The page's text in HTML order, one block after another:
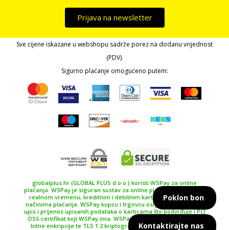
Prijava na newsletter
Sve cijene iskazane u webshopu sadrže porez na dodanu vrijednost
(PDV).
Sigurno plaćanje omogućeno putem:
globalplus.hr (GLOBAL PLUS d.o.o.) koristi WSPay za online
plaćanja. WSPay je siguran sustav za online plaćanje, plaćanje u
realnom vremenu, kreditnim i debitnim karticama te drugim
načinima plaćanja. WSPay kupcu i trgovcu osiguravaju siguran
upis i prijenos upisanih podataka o karticama što podvrđuje i PCI
DSS certifikat koji WSPay ima. WSPay koristi SSL certifikat 256
bitne enkripcije te TLS 1.2 kriptografski protokol kao najviše
Kontaktirajte nas
Poklon bon